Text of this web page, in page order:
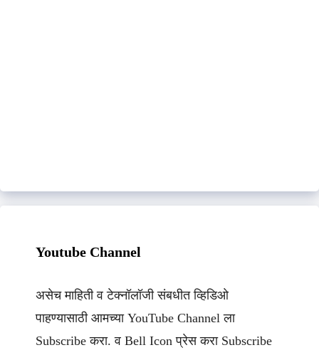
Youtube Channel
असेच माहिती व टेक्नॉलॉजी संबधीत व्हिडिओ
पाहण्यासाठी आमच्या YouTube Channel ला
Subscribe करा. व Bell Icon प्रेस करा Subscribe